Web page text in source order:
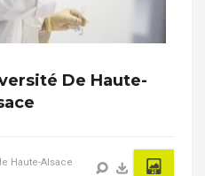
De Haute-
Haute-Alsace